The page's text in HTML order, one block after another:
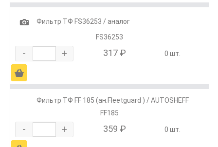
1
Фильтр ТФ FS36253 / аналог
FS36253
- + 317 ₽ 0 шт.
Ä
Фильтр ТФ FF 185 (ан.Fleetguard ) / AUTOSHEFF
FF185
- + 359 ₽ 0 шт.